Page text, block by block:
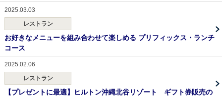
2025.03.03
レストラン
お好きなメニューを組み合わせて楽しめる プリフィックス・ランチ
コース
2025.02.06
レストラン
【プレゼントに最適】ヒルトン沖縄北谷リゾート ギフト券販売の